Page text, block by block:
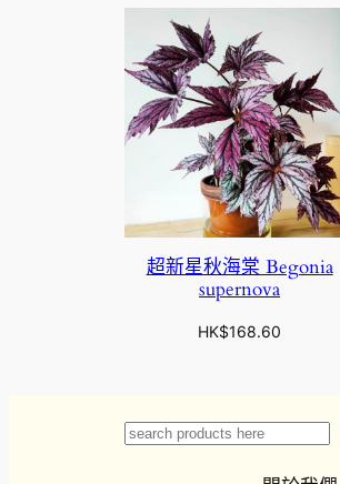
超新星秋海棠 Begonia
supernova
HK$168.60
Search